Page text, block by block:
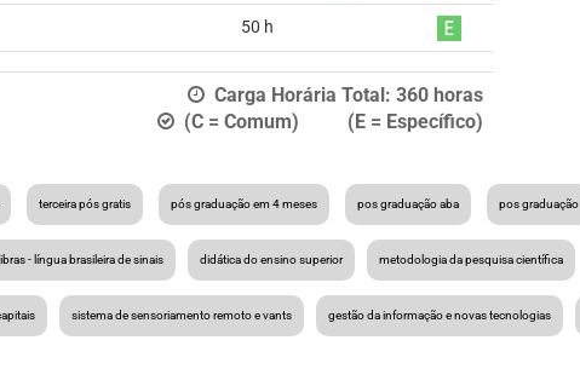
50 h
Carga Horária Total: 360 horas
(C = Comum) (E = Específico)
terceira pós gratis pós graduação em 4 meses pos graduação aba pos graduação
libras - língua brasileira de sinais didática do ensino superior metodologia da pesquisa científica
sistema de sensoriamento remoto e vants gestão da informação e novas tecnologias